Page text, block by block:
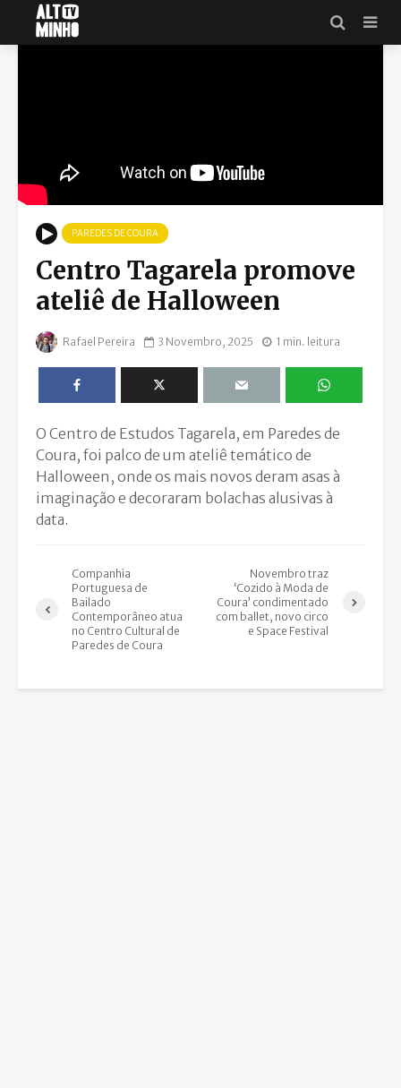
PAREDES DE COURA
Centro Tagarela promove
ateliê de Halloween
Rafael Pereira 3 Novembro, 2025 1 min. leitura
O Centro de Estudos Tagarela, em Paredes de
Coura, foi palco de um ateliê temático de
Halloween, onde os mais novos deram asas à
imaginação e decoraram bolachas alusivas à
data.
Companhia
Portuguesa de
Bailado
Contemporâneo atua
no Centro Cultural de
Paredes de Coura
Novembro traz
‘Cozido à Moda de
Coura’ condimentado
com ballet, novo circo
e Space Festival